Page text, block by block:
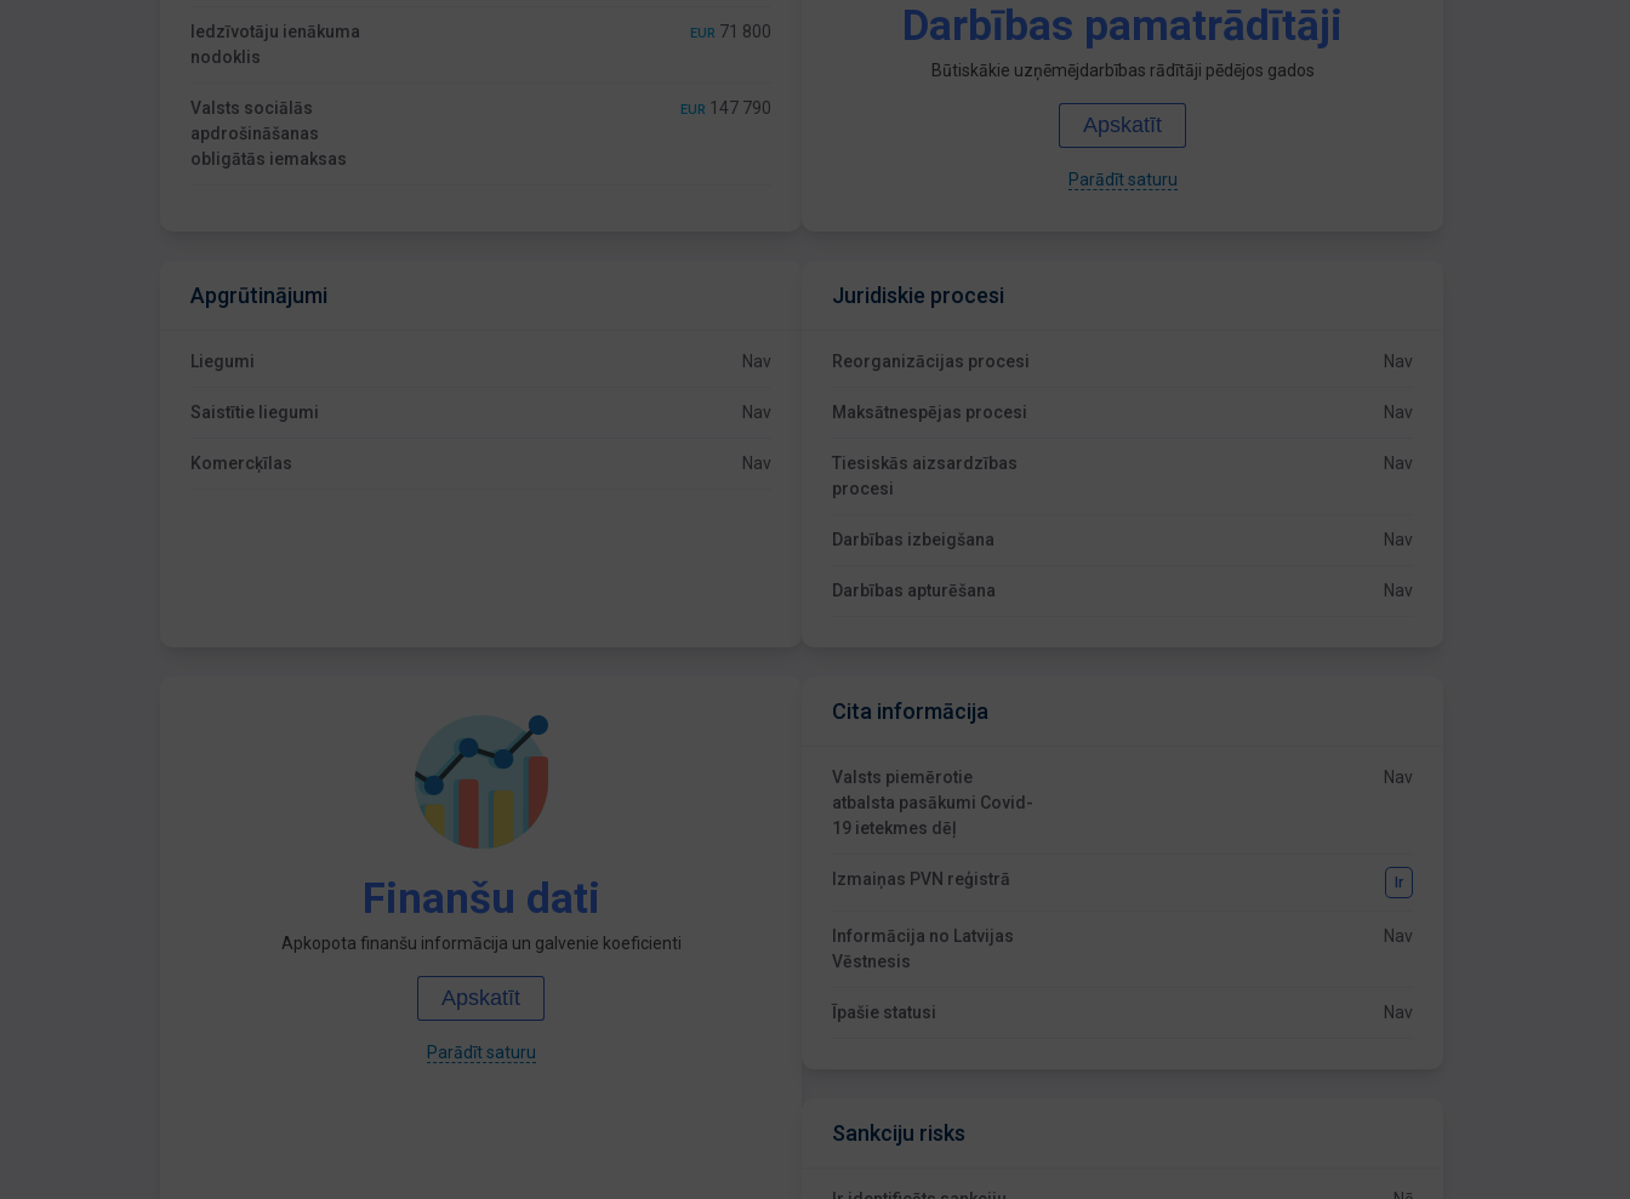
Iedzīvotāju ienākuma
nodoklis
EUR 71 800
Valsts sociālās
apdrošināšanas
obligātās iemaksas
EUR 147 790
Darbības pamatrādītāji
Būtiskākie uzņēmējdarbības rādītāji pēdējos gados
Apskatīt
Parādīt saturu
Apgrūtinājumi
Liegumi Nav
Saistītie liegumi Nav
Komercķīlas Nav
Juridiskie procesi
Reorganizācijas procesi Nav
Maksātnespējas procesi Nav
Tiesiskās aizsardzības
procesi
Nav
Darbības izbeigšana Nav
Darbības apturēšana Nav
Finanšu dati
Apkopota finanšu informācija un galvenie koeficienti
Apskatīt
Parādīt saturu
Cita informācija
Valsts piemērotie
atbalsta pasākumi Covid-
19 ietekmes dēļ
Nav
Izmaiņas PVN reģistrā Ir
Informācija no Latvijas
Vēstnesis
Nav
Īpašie statusi Nav
Sankciju risks